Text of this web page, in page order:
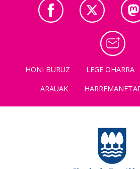
HONI BURUZ LEGE OHARRA
ARAUAK